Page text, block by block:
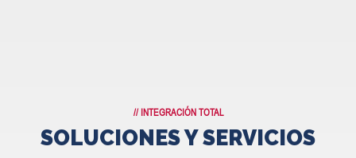
// INTEGRACIÓN TOTAL
SOLUCIONES Y SERVICIOS